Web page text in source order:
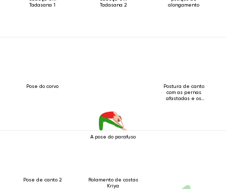
Tadasana 1
Tadasana 2
alongamento
Pose do corvo
A pose do parafuso
Postura de canto
com as pernas
afastadas e os
Pose de canto 2
Rolamento de costas
Kriya